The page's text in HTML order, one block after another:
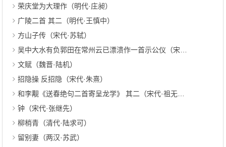
荣庆堂为大理作（明代·庄昶）
广陵二首 其二（明代·王慎中）
方山子传（宋代·苏轼）
吴中大水有负郭田在常州云已漂溃作一首示公仪（宋代·刘敞）
文赋（魏晋·陆机）
招隐操 反招隐（宋代·朱熹）
和李觏《送春绝句二首寄呈龙学》 其二（宋代·祖无择）
钟（宋代·张继先）
柳梢青（清代·陆求可）
留别妻（两汉·苏武）